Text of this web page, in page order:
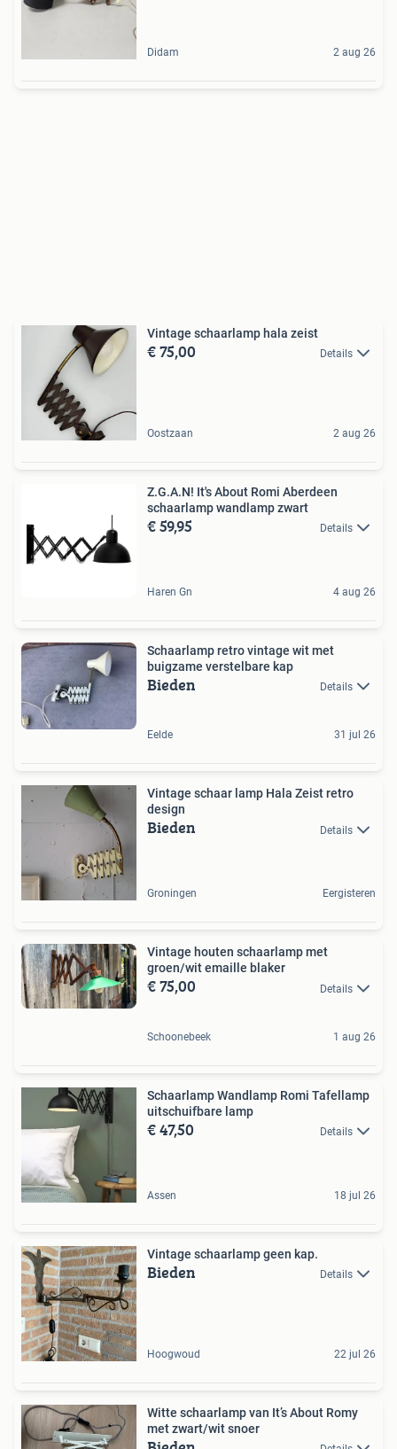
Didam 2 aug 26
Vintage schaarlamp hala zeist
€ 75,00 Details
Oostzaan 2 aug 26
Z.G.A.N! It's About Romi Aberdeen
schaarlamp wandlamp zwart
€ 59,95 Details
Haren Gn 4 aug 26
Schaarlamp retro vintage wit met
buigzame verstelbare kap
Bieden Details
Eelde 31 jul 26
Vintage schaar lamp Hala Zeist retro
design
Bieden Details
Groningen Eergisteren
Vintage houten schaarlamp met
groen/wit emaille blaker
€ 75,00 Details
Schoonebeek 1 aug 26
Schaarlamp Wandlamp Romi Tafellamp
uitschuifbare lamp
€ 47,50 Details
Assen 18 jul 26
Vintage schaarlamp geen kap.
Bieden Details
Hoogwoud 22 jul 26
Witte schaarlamp van It’s About Romy
met zwart/wit snoer